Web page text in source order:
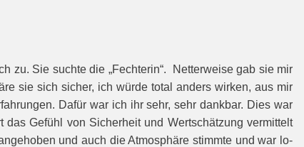
zu. Sie suchte die „Fechterin“. Netter­weise gab sie mir
sie sich sicher, ich würde total anders wirken, aus mir
Dafür war ich ihr sehr, sehr dankbar. Dies war
Gefühl von Sicherheit und Wertschätzung vermittelt
und auch die Atmosphäre stimmte und war lo­